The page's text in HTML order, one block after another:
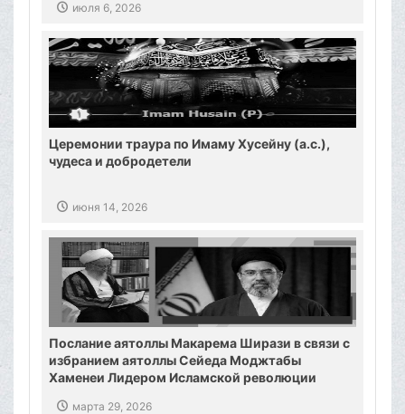
июля 6, 2026
Церемонии траура по Имаму Хусейну (а.с.),
чудеса и добродетели
июня 14, 2026
Послание аятоллы Макарема Ширази в связи с
избранием аятоллы Сейеда Моджтабы
Хаменеи Лидером Исламской революции
марта 29, 2026